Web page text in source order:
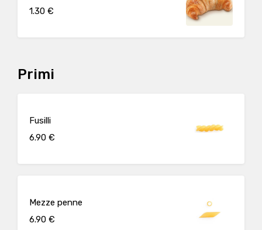
1.30 €
Primi
Fusilli
6.90 €
Mezze penne
6.90 €